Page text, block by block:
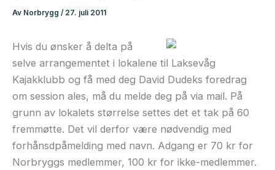
Av Norbrygg / 27. juli 2011
Hvis du ønsker å delta på
selve arrangementet i lokalene til Laksevåg
Kajakklubb og få med deg David Dudeks foredrag
om session ales, må du melde deg på via mail. På
grunn av lokalets størrelse settes det et tak på 60
fremmøtte. Det vil derfor være nødvendig med
forhånsdpåmelding med navn. Adgang er 70 kr for
Norbryggs medlemmer, 100 kr for ikke-medlemmer.